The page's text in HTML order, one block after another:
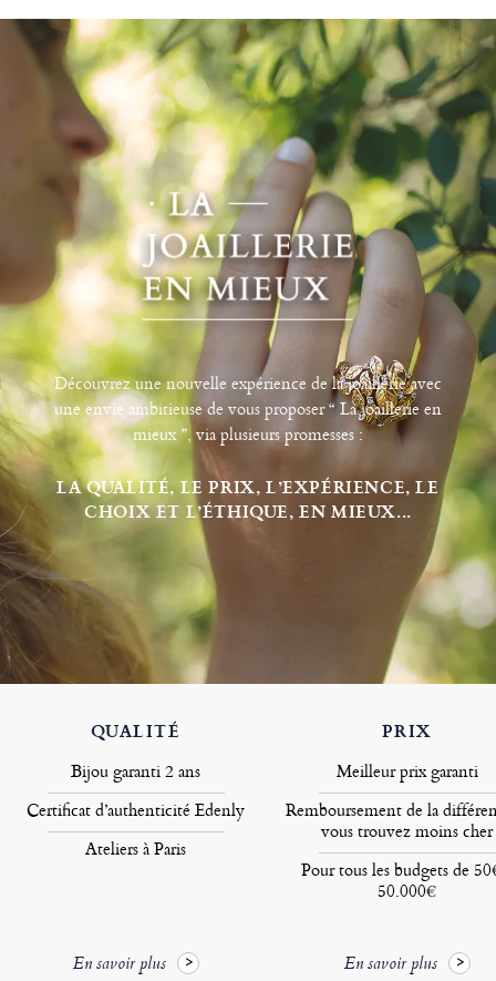
Découvrez une nouvelle expérience de la joaillerie avec
une envie ambitieuse de vous proposer “ La joaillerie en
mieux ”, via plusieurs promesses :
LA QUALITÉ, LE PRIX, L’EXPÉRIENCE, LE
CHOIX ET L’ÉTHIQUE, EN MIEUX...
QUALITÉ
Bijou garanti 2 ans
Certificat d’authenticité Edenly
Ateliers à Paris
En savoir plus
PRIX
Meilleur prix garanti
Remboursement de la
vous trouvez moins cher
Pour tous les budgets de
50.000€
En savoir plus